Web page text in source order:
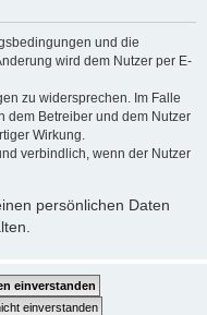
und die
wird dem Nutzer per E-
zu widersprechen. Im Falle
dem Betreiber und dem Nutzer
Wirkung.
verbindlich, wenn der Nutzer
persönlichen Daten